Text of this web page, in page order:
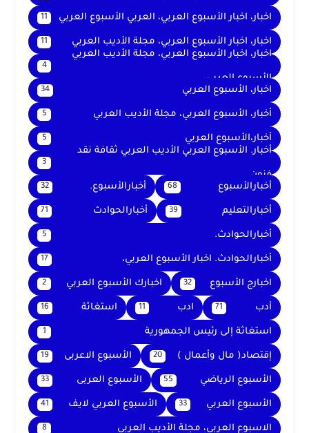
اخبار، اخبار الأسبوع العربي، العربي الأسبوع العربي 11
اخبار، اخبار الأسبوع العربي، مجلة الأديب العربي 11
اخبار، اخبار الأسبوع العربي، مجلة الأديب العربي
الأسبوع العربي
4
اخبار، الأسبوع العربي 34
أخبار، الأسبوع العربي، مجلة الأديب العربي 5
أخبار،الأسبوع العربي 5
أخبار. الأسبوع العربي الأديب العربي ثقافة نقد
فنون
3
أخبارالأسبوع 68 أخبارالأسبوع. 32
أخبارالتعليم 39 أخبارالحوادث 71
أخبارالحوادث. 5
أخبارالحوادث. اخبار الأسبوع العربي، 17
اخبارج الأسبوع 32 اخبارك الأسبوع العربي 2
أدب 71 ادب 11 استغاثة 16
استغاثة إلى رئيس الجمهورية 1
إقتصاد( مال وأعمال ) 20 الأسبوع الاعربى 19
الأسبوع الرياضي 55 الأسبوع العربى 33
الأسبوع العربي 33 الأسبوع العربي لايف 41
الاسبوع العربي، مجلة الأديب العربي 8